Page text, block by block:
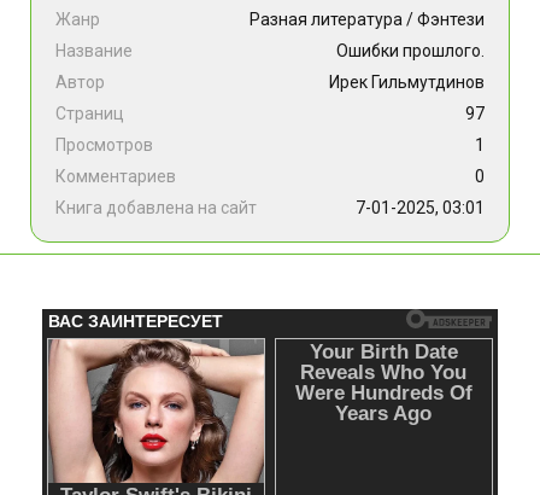
Жанр Разная литература /Фэнтези
Название
Ошибки прошлого.
Автор
Ирек Гильмутдинов
Страниц
97
Просмотров
1
Комментариев
0
Книга добавлена на сайт
7-01-2025, 03:01